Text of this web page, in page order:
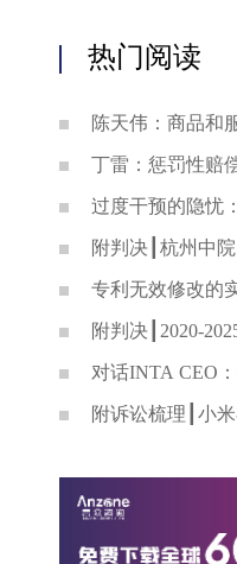
热门阅读
陈天伟：商品和
丁雷：惩罚性赔
过度干预的隐忧
附判决┃杭州中
案”等服务构成
专利无效修改的
附判决┃2020-
集（27件）
对话INTA CEO
的估值
附诉讼梳理┃小